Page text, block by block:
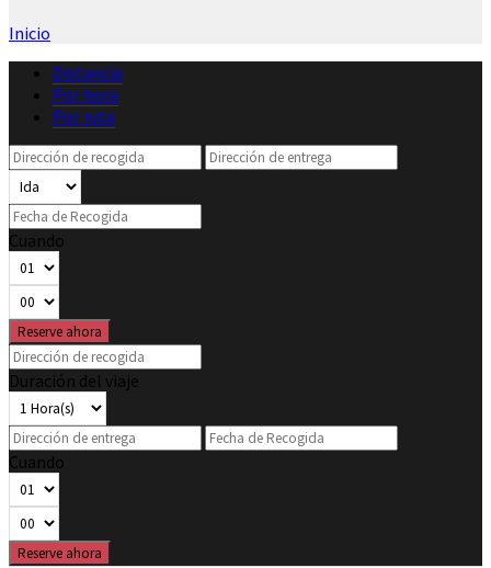
Inicio
Distancia
Por hora
Por ruta
Cuando
Reserve ahora
Duración del viaje
Cuando
Reserve ahora